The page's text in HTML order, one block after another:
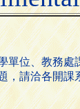
單位、教務
，請洽各開課